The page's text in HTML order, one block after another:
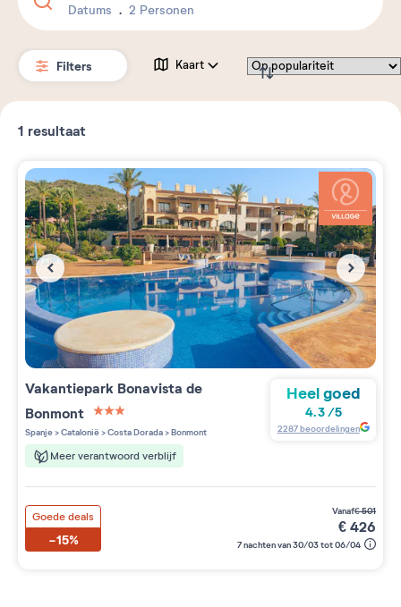
Datums 2 Personen
Filters Kaart
1 resultaat
Vakantiepark Bonavista de
Bonmont
3 étoiles sur 5
Spanje>Catalonië>Costa Dorada>Bonmont
Meer verantwoord verblijf
Heel goed
4.3/5
2287beoordelingen
Goede deals
-15%
vanaf€501
€426
7 nachten van 30/03 tot 06/04